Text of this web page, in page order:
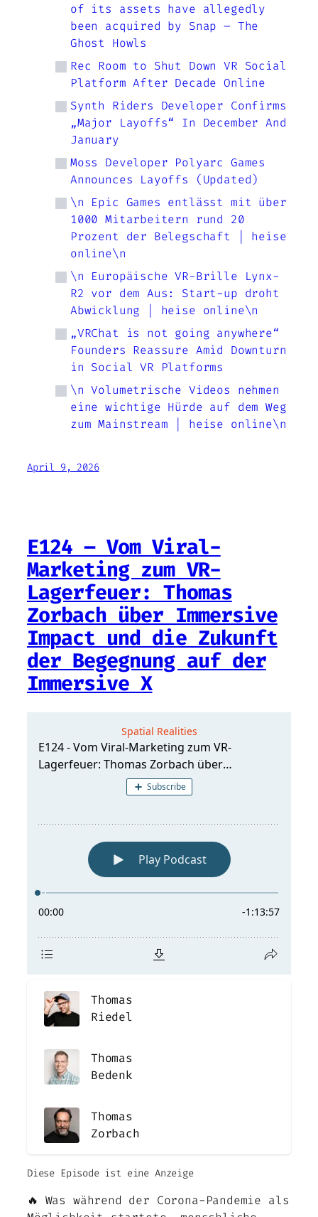
of its assets have allegedly
been acquired by Snap – The
Ghost Howls
Rec Room to Shut Down VR Social
Platform After Decade Online
Synth Riders Developer Confirms
„Major Layoffs“ In December And
January
Moss Developer Polyarc Games
Announces Layoffs (Updated)
\n Epic Games entlässt mit über
1000 Mitarbeitern rund 20
Prozent der Belegschaft | heise
online\n
\n Europäische VR-Brille Lynx-
R2 vor dem Aus: Start-up droht
Abwicklung | heise online\n
„VRChat is not going anywhere“
Founders Reassure Amid Downturn
in Social VR Platforms
\n Volumetrische Videos nehmen
eine wichtige Hürde auf dem Weg
zum Mainstream | heise online\n
April 9, 2026
E124 – Vom Viral-
Marketing zum VR-
Lagerfeuer: Thomas
Zorbach über Immersive
Impact und die Zukunft
der Begegnung auf der
Immersive X
Thomas
Riedel
Thomas
Bedenk
Thomas
Zorbach
Diese Episode ist eine Anzeige
🔥 Was während der Corona-Pandemie als